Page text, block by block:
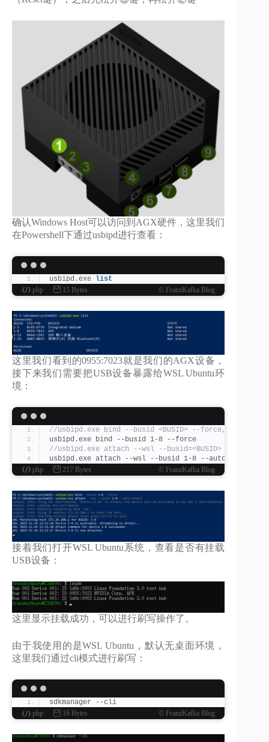
确认Windows Host可以访问到AGX硬件，这里我们
在Powershell下通过usbipd进行查看：
usbipd.exe list
php
15 Bytes © FranzKafka Blog
这里我们看到的0955:7023就是我们的AGX设备，
接下来我们需要把USB设备暴露给WSL Ubuntu环
境：
//usbipd.exe bind --busid <BUSID> --force,BUSID请依据
usbipd.exe bind --busid 1-8 --force
//usbipd.exe attach --wsl --busid=<BUSID> --auto-
usbipd.exe attach --wsl --busid 1-8 --auto-attach
php
217 Bytes © FranzKafka Blog
接着我们打开WSL Ubuntu系统，查看是否有挂载
USB设备：
这里显示挂载成功，可以进行刷写操作了。
由于我使用的是WSL Ubuntu，默认无桌面环境，
这里我们通过cli模式进行刷写：
sdkmanager --cli
php
16 Bytes © FranzKafka Blog